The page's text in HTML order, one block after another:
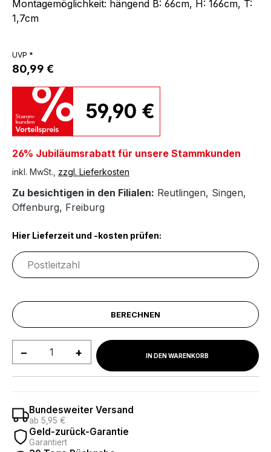
Montagemöglichkeit: hängend B: 66cm, H: 166cm, T:
1,7cm
UVP *
80,99 €
59,90 €
26% Jubiläumsrabatt für unsere Stammkunden
inkl. MwSt., zzgl. Lieferkosten
Zu besichtigen in den Filialen: Reutlingen, Singen,
Offenburg, Freiburg
Hier Lieferzeit und -kosten prüfen:
BERECHNEN
Produkt Anzahl: Gib denIN DEN WARENKORB
Bundesweiter Versand
ab 5,95 €
Geld-zurück-Garantie
Garantiert